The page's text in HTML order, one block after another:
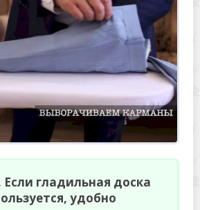
Если гладильная доска
удобно